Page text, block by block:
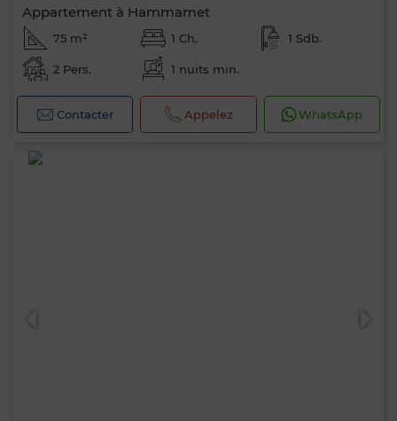
Appartement à Hammamet
75 m² 1 Ch. 1 Sdb.
2 Pers. 1 nuits min.
Contacter Appelez WhatsApp